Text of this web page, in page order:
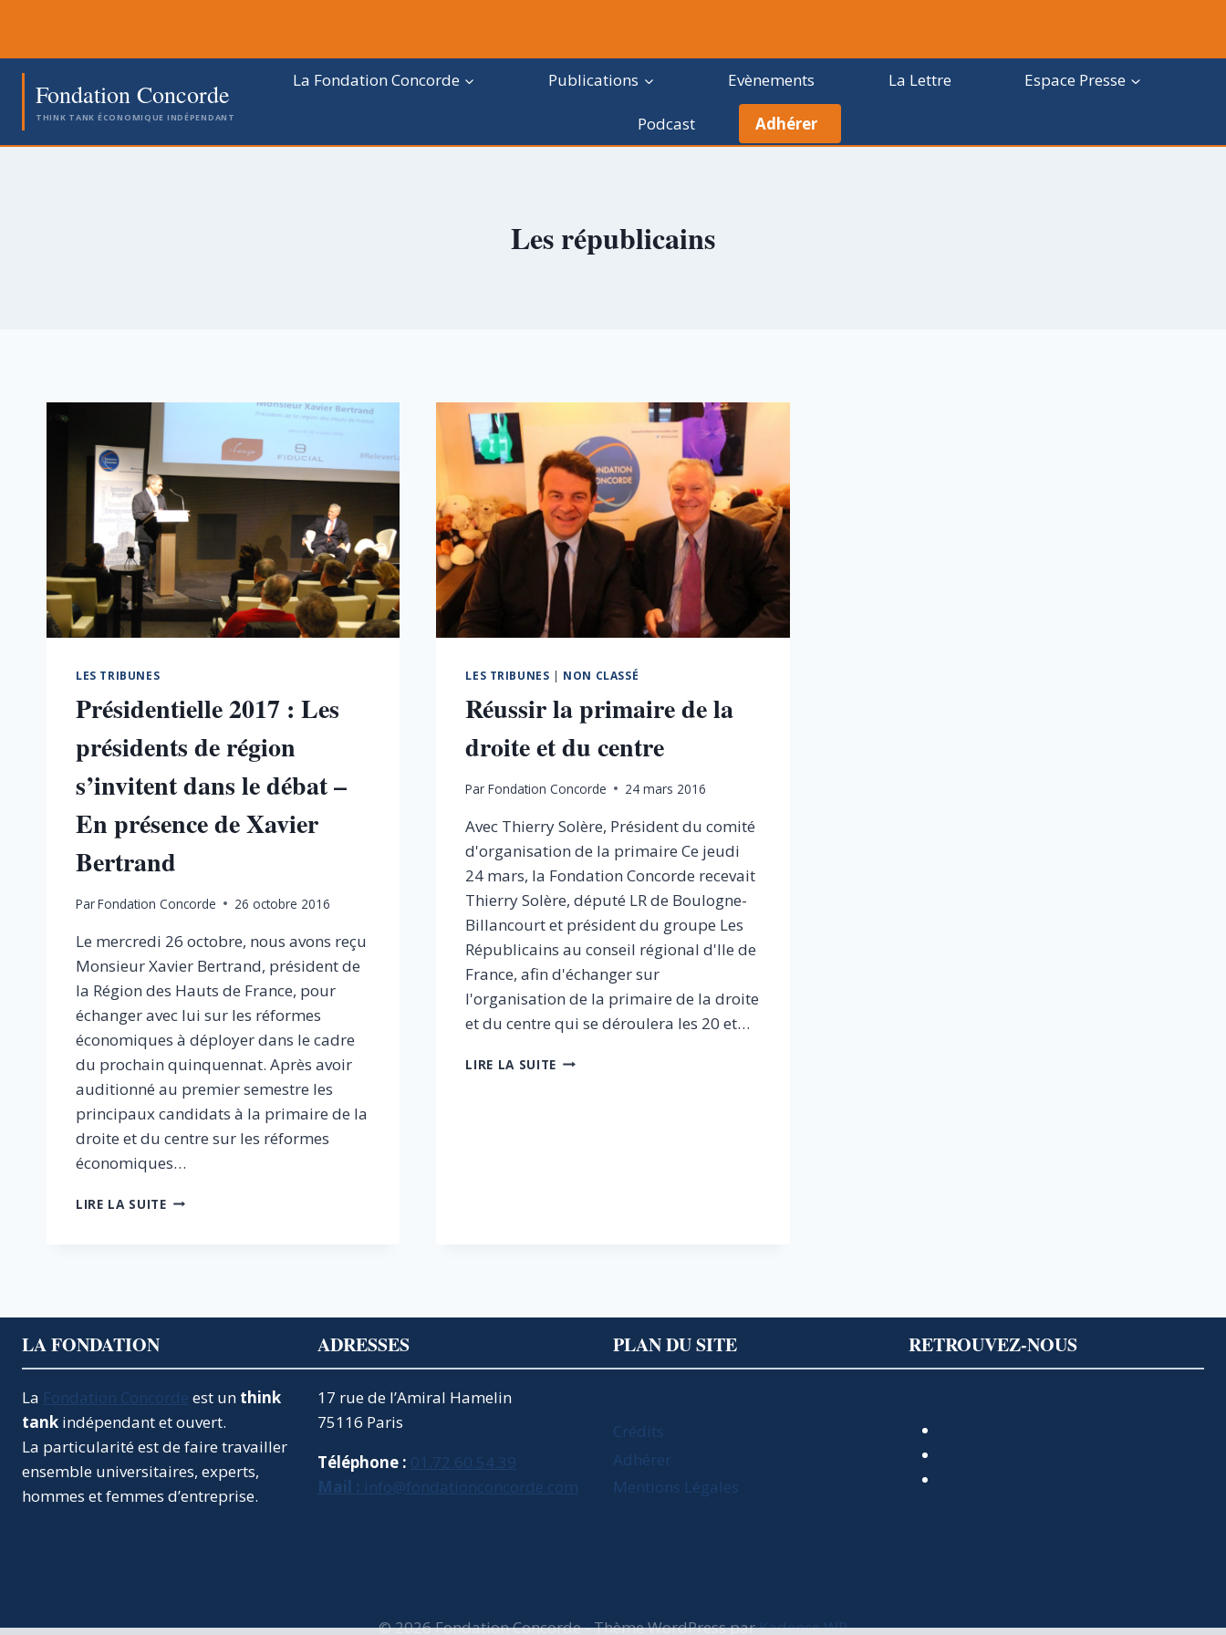
contenu
Fondation Concorde
THINK TANK ÉCONOMIQUE INDÉPENDANT
La Fondation Concorde Publications Evènements La Lettre Espace Presse
Podcast Adhérer
Les républicains
LES TRIBUNES
Présidentielle 2017 : Les
présidents de région
s’invitent dans le débat –
En présence de Xavier
Bertrand
ParFondation Concorde 26 octobre 2016
Le mercredi 26 octobre, nous avons reçu
Monsieur Xavier Bertrand, président de
la Région des Hauts de France, pour
échanger avec lui sur les réformes
économiques à déployer dans le cadre
du prochain quinquennat. Après avoir
auditionné au premier semestre les
principaux candidats à la primaire de la
droite et du centre sur les réformes
économiques…
LIRE LA SUITEPRÉSIDENTIELLE
RÉGION
LE
DÉBAT
–
EN
PRÉSENCE
DE
BERTRAND
LES TRIBUNES | NON CLASSÉ
Réussir la primaire de la
droite et du centre
Par Fondation Concorde 24 mars 2016
Avec Thierry Solère, Président du comité
d'organisation de la primaire Ce jeudi
24 mars, la Fondation Concorde recevait
Thierry Solère, député LR de Boulogne-
Billancourt et président du groupe Les
Républicains au conseil régional d'Ile de
France, afin d'échanger sur
l'organisation de la primaire de la droite
et du centre qui se déroulera les 20 et…
LIRE LA SUITE RÉUSSIR
LA FONDATION
La Fondation Concorde est un think
tank indépendant et ouvert.
La particularité est de faire travailler
ensemble universitaires, experts,
hommes et femmes d’entreprise.
ADRESSES
17 rue de l’Amiral Hamelin
75116 Paris
Téléphone : 01.72.60.54.39
Mail : info@fondationconcorde.com
PLAN DU SITE
Crédits
Adhérer
Mentions Légales
RETROUVEZ-NOUS
© 2026 Fondation Concorde - Thème WordPress parKadence WP